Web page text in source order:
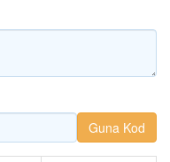
Guna Kod